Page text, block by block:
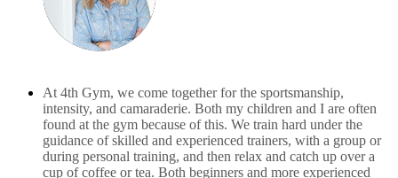
At 4th Gym, we come together for the sportsmanship,
intensity, and camaraderie. Both my children and I are often
found at the gym because of this. We train hard under the
guidance of skilled and experienced trainers, with a group or
during personal training, and then relax and catch up over a
cup of coffee or tea. Both beginners and more experienced